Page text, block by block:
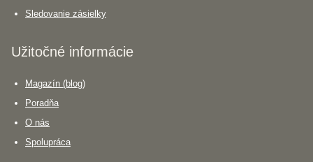
Sledovanie zásielky
Užitočné informácie
Magazín (blog)
Poradňa
O nás
Spolupráca